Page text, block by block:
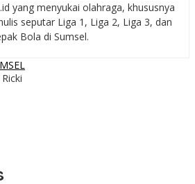
yang menyukai olahraga, khususnya
seputar Liga 1, Liga 2, Liga 3, dan
Bola di Sumsel.